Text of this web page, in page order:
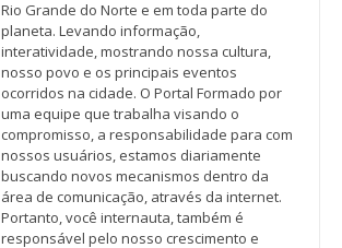
Rio Grande do Norte e em toda parte do
planeta. Levando informação,
interatividade, mostrando nossa cultura,
nosso povo e os principais eventos
ocorridos na cidade. O Portal Formado por
uma equipe que trabalha visando o
compromisso, a responsabilidade para com
nossos usuários, estamos diariamente
buscando novos mecanismos dentro da
área de comunicação, através da internet.
Portanto, você internauta, também é
responsável pelo nosso crescimento e